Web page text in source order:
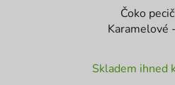
Čoko
Karamelové
Skladem ihned